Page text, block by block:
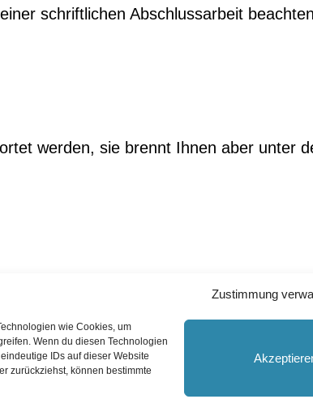
Zustimmung
wie Cookies, um
Wenn du diesen Technologien
IDs auf dieser Website
zurückziehst, können bestimmte
schriftlichen Abschlussarbeit
werden, sie brennt Ihnen aber unter